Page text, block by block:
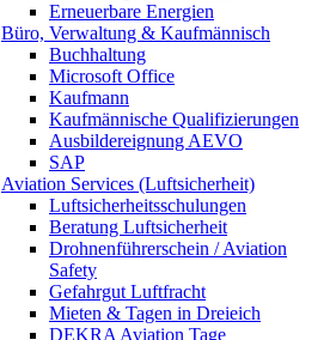
Erneuerbare Energien
Büro, Verwaltung & Kaufmännisch
Buchhaltung
Microsoft Office
Kaufmann
Kaufmännische Qualifizierungen
Ausbildereignung AEVO
SAP
Aviation Services (Luftsicherheit)
Luftsicherheitsschulungen
Beratung Luftsicherheit
Drohnenführerschein / Aviation
Safety
Gefahrgut Luftfracht
Mieten & Tagen in Dreieich
DEKRA Aviation Tage